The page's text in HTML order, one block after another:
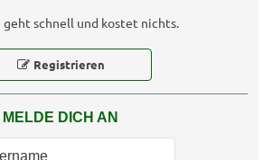
geht schnell und kostet nichts.
Registrieren
MELDE DICH AN